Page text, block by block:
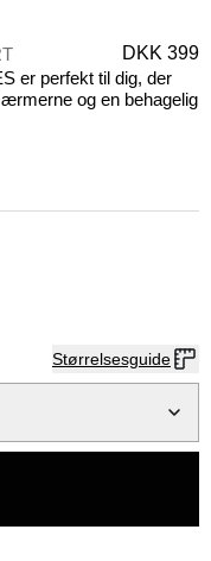
DKK 399
er perfekt til dig, der
og en behagelig
Størrelsesguide